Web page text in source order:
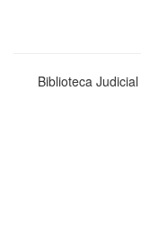
Biblioteca Judicial